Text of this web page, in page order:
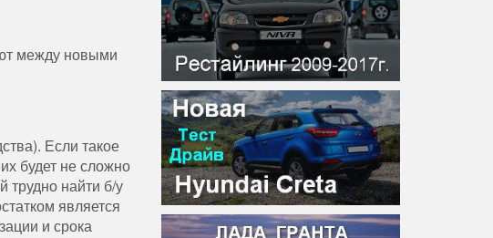
между новыми
Если такое
будет не сложно
трудно найти б/у
является
и срока